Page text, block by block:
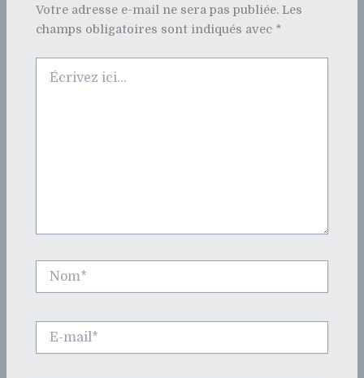
Votre adresse e-mail ne sera pas publiée. Les
champs obligatoires sont indiqués avec *
ici…
mail*